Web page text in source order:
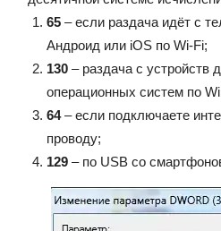
65 – если раздача идёт с
Андроид или iOS по Wi-Fi;
130 – раздача с устройств
операционных систем по
64– если подключаете
проводу;
129 – по USB со